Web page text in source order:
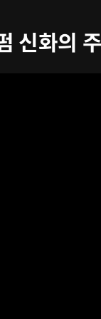
신화의